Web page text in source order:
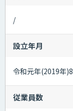
/
設立年月
令和元年(2019年
従業員数